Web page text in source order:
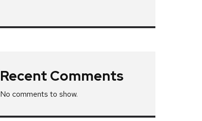
Recent Comments
No comments to show.